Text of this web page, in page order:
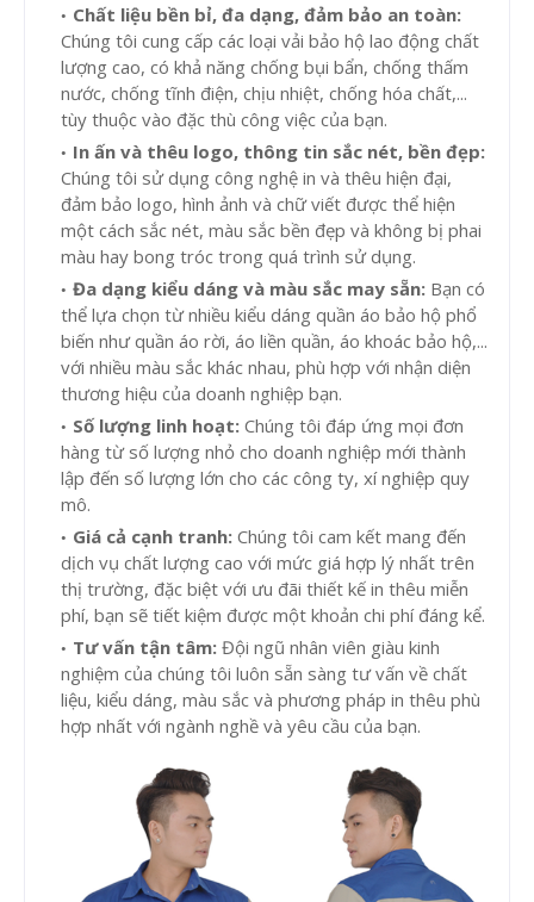
Chất liệu bền bỉ, đa dạng, đảm bảo an toàn:
Chúng tôi cung cấp các loại vải bảo hộ lao động chất
lượng cao, có khả năng chống bụi bẩn, chống thấm
nước, chống tĩnh điện, chịu nhiệt, chống hóa chất,...
tùy thuộc vào đặc thù công việc của bạn.
In ấn và thêu logo, thông tin sắc nét, bền đẹp:
Chúng tôi sử dụng công nghệ in và thêu hiện đại,
đảm bảo logo, hình ảnh và chữ viết được thể hiện
một cách sắc nét, màu sắc bền đẹp và không bị phai
màu hay bong tróc trong quá trình sử dụng.
Đa dạng kiểu dáng và màu sắc may sẵn: Bạn có
thể lựa chọn từ nhiều kiểu dáng quần áo bảo hộ phổ
biến như quần áo rời, áo liền quần, áo khoác bảo hộ,...
với nhiều màu sắc khác nhau, phù hợp với nhận diện
thương hiệu của doanh nghiệp bạn.
Số lượng linh hoạt: Chúng tôi đáp ứng mọi đơn
hàng từ số lượng nhỏ cho doanh nghiệp mới thành
lập đến số lượng lớn cho các công ty, xí nghiệp quy
mô.
Giá cả cạnh tranh: Chúng tôi cam kết mang đến
dịch vụ chất lượng cao với mức giá hợp lý nhất trên
thị trường, đặc biệt với ưu đãi thiết kế in thêu miễn
phí, bạn sẽ tiết kiệm được một khoản chi phí đáng kể.
Tư vấn tận tâm: Đội ngũ nhân viên giàu kinh
nghiệm của chúng tôi luôn sẵn sàng tư vấn về chất
liệu, kiểu dáng, màu sắc và phương pháp in thêu phù
hợp nhất với ngành nghề và yêu cầu của bạn.